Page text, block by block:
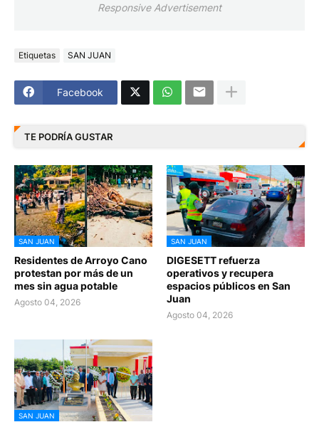
Responsive Advertisement
Etiquetas SAN JUAN
Facebook
TE PODRÍA GUSTAR
SAN JUAN
Residentes de Arroyo Cano
protestan por más de un
mes sin agua potable
Agosto 04, 2026
SAN JUAN
DIGESETT refuerza
operativos y recupera
espacios públicos en San
Juan
Agosto 04, 2026
SAN JUAN